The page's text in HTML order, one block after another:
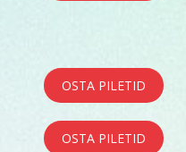
OSTA PILETID
OSTA PILETID